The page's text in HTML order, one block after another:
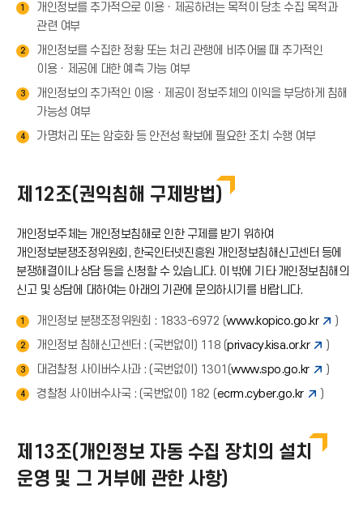
1
개인정보를 추가적으로 이용ㆍ제공하려는 목적이 당초 수집 목적과
관련 여부
2
개인정보를 수집한 정황 또는 처리 관행에 비추어볼 때 추가적인
이용ㆍ제공에 대한 예측 가능 여부
3
개인정보의 추가적인 이용ㆍ제공이 정보주체의 이익을 부당하게 침해
가능성 여부
4 가명처리 또는 암호화 등 안전성 확보에 필요한 조치 수행 여부
제12조(권익침해 구제방법)
개인정보주체는 개인정보침해로 인한 구제를 받기 위하여
개인정보분쟁조정위원회, 한국인터넷진흥원 개인정보침해신고센터 등에
분쟁해결이나 상담 등을 신청할 수 있습니다. 이 밖에 기타 개인정보침해의
신고 및 상담에 대하여는 아래의 기관에 문의하시기를 바랍니다.
1 개인정보 분쟁조정위원회 : 1833-6972 (www.kopico.go.kr )
2 개인정보 침해신고센터 : (국번없이) 118 (privacy.kisa.or.kr )
3 대검찰청 사이버수사과 : (국번없이) 1301(www.spo.go.kr )
4 경찰청 사이버수사국 : (국번없이) 182 (ecrm.cyber.go.kr )
제13조(개인정보 자동 수집 장치의 설치
운영 및 그 거부에 관한 사항)